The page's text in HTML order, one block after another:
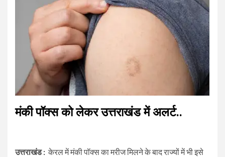
मंकी पॉक्स को लेकर उत्तराखंड में अलर्ट..
उत्तराखंड : केरल में मंकी पॉक्स का मरीज मिलने के बाद राज्यों में भी इसे